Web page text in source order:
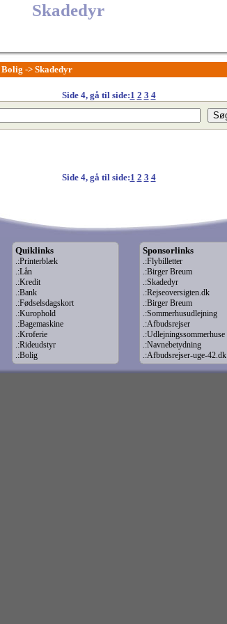
Skadedyr
Bolig -> Skadedyr
Side 4, gå til side:1 2 3 4
Side 4, gå til side:1 2 3 4
Quiklinks Sponsorlinks
.:Printerblæk
.:Lån
.:Kredit
.:Bank
.:Fødselsdagskort
.:Kurophold
.:Bagemaskine
.:Kroferie
.:Rideudstyr
.:Bolig
.:Flybilletter
.:Birger Breum
.:Skadedyr
.:Rejseoversigten.dk
.:Birger Breum
.:Sommerhusudlejning
.:Afbudsrejser
.:Udlejningssommerhuse
.:Navnebetydning
.:Afbudsrejser-uge-42.dk